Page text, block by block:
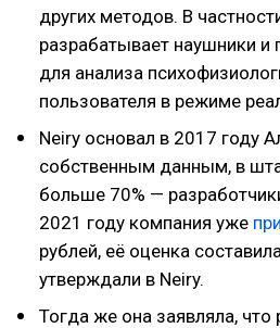
других методов. В
разрабатывает наушники и
для анализа
пользователя в режиме
Neiry основал в 2017 году
собственным данным, в
больше 70% —
2021 году компания уже
рублей, её оценка
утверждали в Neiry.
Тогда же она заявляла, что